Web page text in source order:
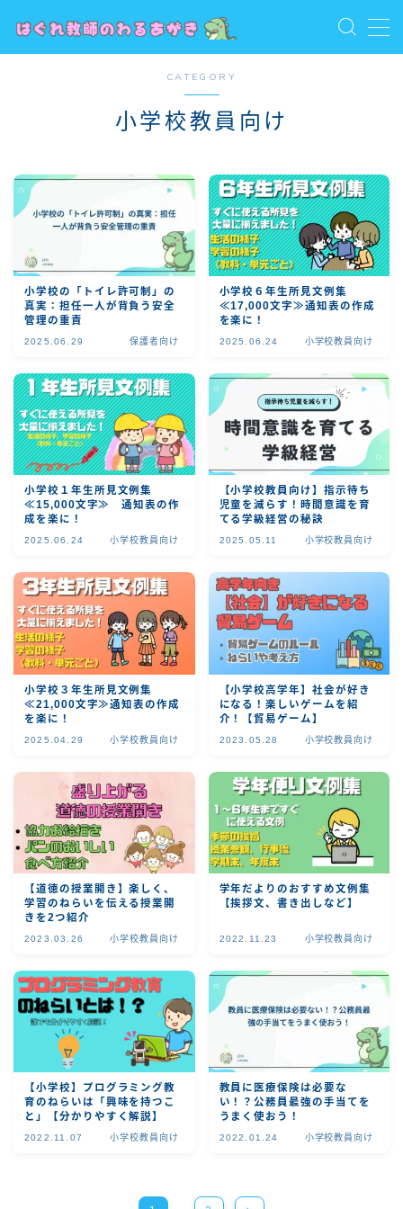
プライバシーポリシー
保護者向け
利用規約／特定商取引法に基づく表記
教員向け
教員志望・若手教員向け
有料記事の決済完了ページ
CATEGORY
小学校教員向け
小学校の「トイレ許可制」の
真実：担任一人が背負う安全
管理の重責
2025.06.29 保護者向け
小学校６年生所見文例集
≪17,000文字≫通知表の作成
を楽に！
2025.06.24 小学校教員向け
小学校１年生所見文例集
≪15,000文字≫ 通知表の作
成を楽に！
2025.06.24 小学校教員向け
【小学校教員向け】指示待ち
児童を減らす！時間意識を育
てる学級経営の秘訣
2025.05.11 小学校教員向け
小学校３年生所見文例集
≪21,000文字≫通知表の作成
を楽に！
2025.04.29 小学校教員向け
【小学校高学年】社会が好き
になる！楽しいゲームを紹
介！【貿易ゲーム】
2023.05.28 小学校教員向け
【道徳の授業開き】楽しく、
学習のねらいを伝える授業開
きを2つ紹介
2023.03.26 小学校教員向け
学年だよりのおすすめ文例集
【挨拶文、書き出しなど】
2022.11.23 小学校教員向け
【小学校】プログラミング教
育のねらいは「興味を持つこ
と」【分かりやすく解説】
2022.11.07 小学校教員向け
教員に医療保険は必要な
い！？公務員最強の手当てを
うまく使おう！
2022.01.24 小学校教員向け